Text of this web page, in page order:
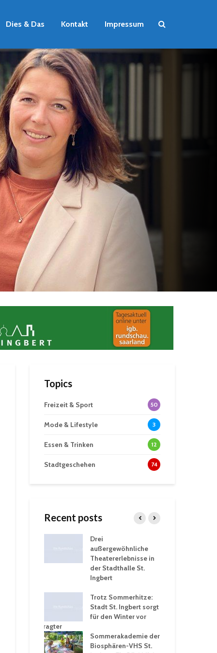
Dies & Das Kontakt Impressum
Topics
Freizeit & Sport 50
Mode & Lifestyle 3
Essen & Trinken 12
Stadtgeschehen 74
Recent posts
Drei
außergewöhnliche
Theatererlebnisse in
der Stadthalle St.
Ingbert
Trotz Sommerhitze:
Stadt St. Ingbert sorgt
für den Winter vor
Sommerakademie der
Biosphären-VHS St.